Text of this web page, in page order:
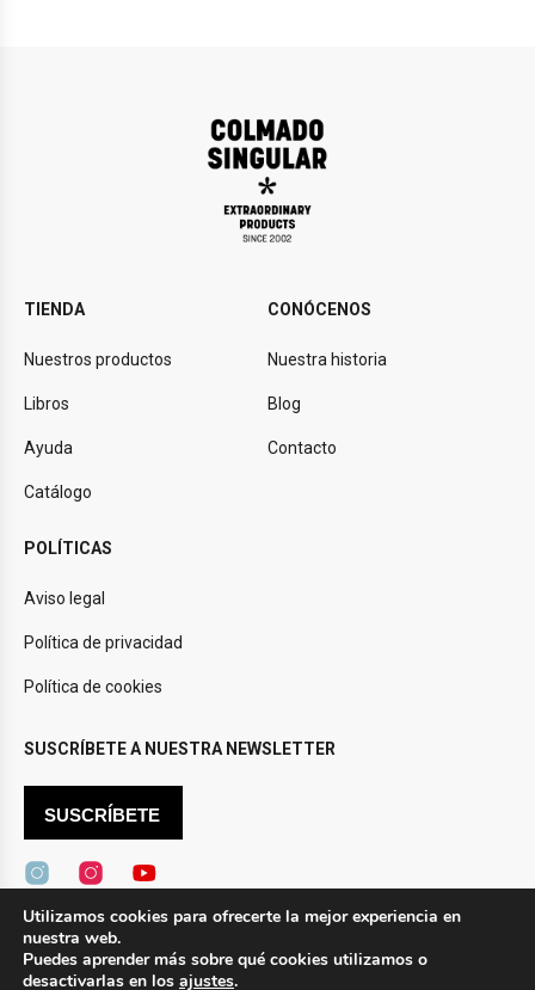
TIENDA
Nuestros productos
Libros
Ayuda
Catálogo
CONÓCENOS
Nuestra historia
Blog
Contacto
POLÍTICAS
Aviso legal
Política de privacidad
Política de cookies
SUSCRÍBETE A NUESTRA NEWSLETTER
SUSCRÍBETE
Design byNovtec
Utilizamos cookies para ofrecerte la mejor experiencia en
nuestra web.
Puedes aprender más sobre qué cookies utilizamos o
desactivarlas en los ajustes.